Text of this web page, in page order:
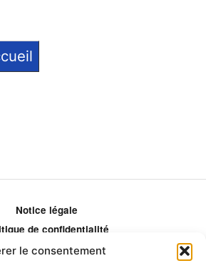
le consentement
Notice légale
de confidentialité
de remboursement